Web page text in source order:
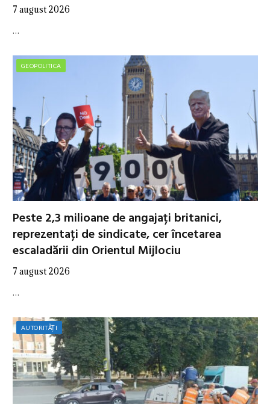
7 august 2026
…
GEOPOLITICA
Peste 2,3 milioane de angajați britanici,
reprezentați de sindicate, cer încetarea
escaladării din Orientul Mijlociu
7 august 2026
…
AUTORITĂȚI